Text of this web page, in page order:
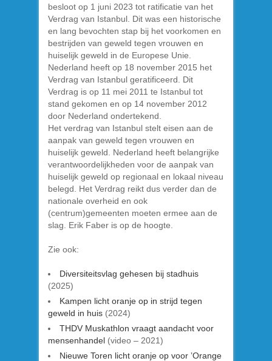
besloot op 1 juni 2023 tot ratificatie van het
Verdrag van Istanbul. Dit was een historische
en lang bevochten stap bij het voorkomen en
bestrijden van geweld tegen vrouwen en
huiselijk geweld in de Europese Unie.
Nederland heeft op 18 november 2015 het
Verdrag van Istanbul geratificeerd. Dit
Verdrag is op 11 mei 2011 te Istanbul tot
stand gekomen en op 14 november 2012
door Nederland ondertekend.
Het verdrag van Istanbul stelt eisen aan de
aanpak van geweld tegen vrouwen en
huiselijk geweld. Nederland heeft belangrijke
verantwoordelijkheden voor de aanpak van
huiselijk geweld op regionaal en lokaal niveau
belegd. Het Verdrag reikt dus verder dan de
nationale overheid en ook
(centrum)gemeenten moeten ermee aan de
slag. Erik Faber is op de hoogte.
Zie ook:
Diversiteitsvlag gehesen bij stadhuis
(2025)
Kampen licht oranje op in strijd tegen
geweld in huis (2024)
THDV Muskathlon vraagt aandacht voor
mensenhandel (video – 2021)
Nieuwe Toren licht oranje op voor ’Orange